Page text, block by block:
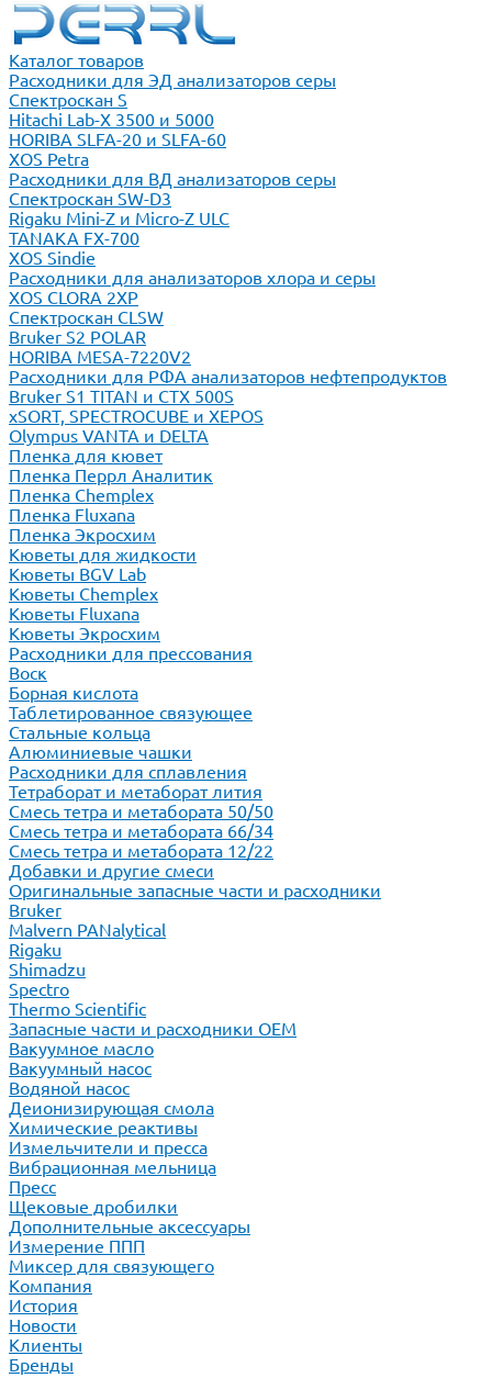
Каталог товаров
Расходники для ЭД анализаторов серы
Спектроскан S
Hitachi Lab-X 3500 и 5000
HORIBA SLFA-20 и SLFA-60
XOS Petra
Расходники для ВД анализаторов серы
Спектроскан SW-D3
Rigaku Mini-Z и Micro-Z ULC
TANAKA FX-700
XOS Sindie
Расходники для анализаторов хлора и серы
XOS CLORA 2XP
Спектроскан CLSW
Bruker S2 POLAR
HORIBA MESA-7220V2
Расходники для РФА анализаторов нефтепродуктов
Bruker S1 TITAN и CTX 500S
xSORT, SPECTROCUBE и XEPOS
Olympus VANTA и DELTA
Пленка для кювет
Пленка Перрл Аналитик
Пленка Chemplex
Пленка Fluxana
Пленка Экросхим
Кюветы для жидкости
Кюветы BGV Lab
Кюветы Chemplex
Кюветы Fluxana
Кюветы Экросхим
Расходники для прессования
Воск
Борная кислота
Таблетированное связующее
Стальные кольца
Алюминиевые чашки
Расходники для сплавления
Тетраборат и метаборат лития
Смесь тетра и метабората 50/50
Смесь тетра и метабората 66/34
Смесь тетра и метабората 12/22
Добавки и другие смеси
Оригинальные запасные части и расходники
Bruker
Malvern PANalytical
Rigaku
Shimadzu
Spectro
Thermo Scientific
Запасные части и расходники ОЕМ
Вакуумное масло
Вакуумный насос
Водяной насос
Деионизирующая смола
Химические реактивы
Измельчители и пресса
Вибрационная мельница
Пресс
Щековые дробилки
Дополнительные аксессуары
Измерение ППП
Миксер для связующего
Компания
История
Новости
Клиенты
Бренды